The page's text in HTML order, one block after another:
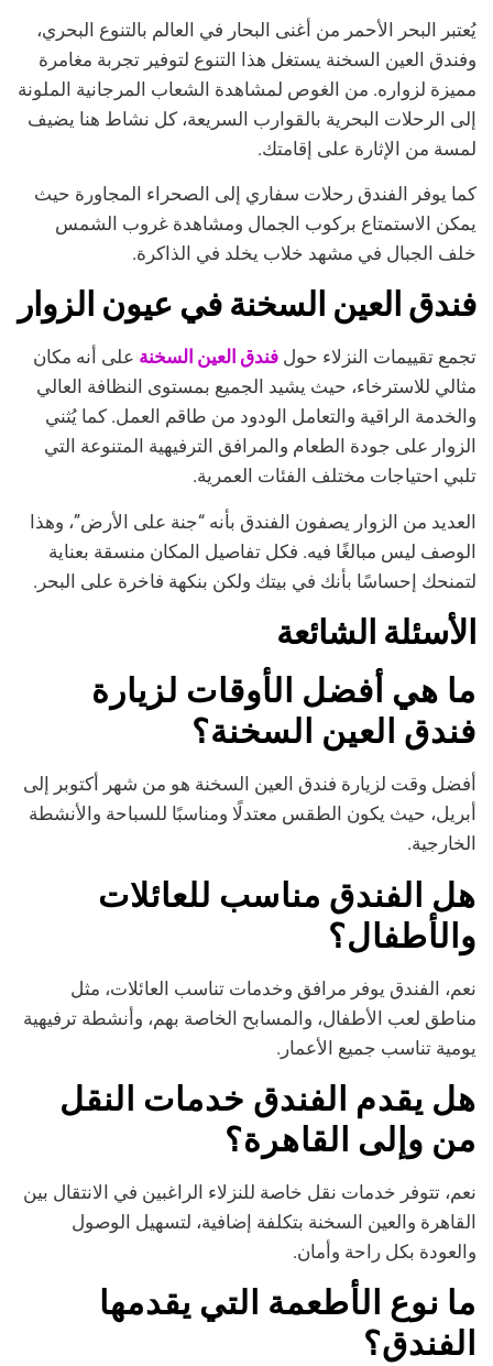
يُعتبر البحر الأحمر من أغنى البحار في العالم بالتنوع البحري،
وفندق العين السخنة يستغل هذا التنوع لتوفير تجربة مغامرة
مميزة لزواره. من الغوص لمشاهدة الشعاب المرجانية الملونة
إلى الرحلات البحرية بالقوارب السريعة، كل نشاط هنا يضيف
لمسة من الإثارة على إقامتك.
كما يوفر الفندق رحلات سفاري إلى الصحراء المجاورة حيث
يمكن الاستمتاع بركوب الجمال ومشاهدة غروب الشمس
خلف الجبال في مشهد خلاب يخلد في الذاكرة.
فندق العين السخنة في عيون الزوار
تجمع تقييمات النزلاء حول فندق العين السخنة على أنه مكان
مثالي للاسترخاء، حيث يشيد الجميع بمستوى النظافة العالي
والخدمة الراقية والتعامل الودود من طاقم العمل. كما يُثني
الزوار على جودة الطعام والمرافق الترفيهية المتنوعة التي
تلبي احتياجات مختلف الفئات العمرية.
العديد من الزوار يصفون الفندق بأنه “جنة على الأرض”، وهذا
الوصف ليس مبالغًا فيه. فكل تفاصيل المكان منسقة بعناية
لتمنحك إحساسًا بأنك في بيتك ولكن بنكهة فاخرة على البحر.
الأسئلة الشائعة
ما هي أفضل الأوقات لزيارة
فندق العين السخنة؟
أفضل وقت لزيارة فندق العين السخنة هو من شهر أكتوبر إلى
أبريل، حيث يكون الطقس معتدلًا ومناسبًا للسباحة والأنشطة
الخارجية.
هل الفندق مناسب للعائلات
والأطفال؟
نعم، الفندق يوفر مرافق وخدمات تناسب العائلات، مثل
مناطق لعب الأطفال، والمسابح الخاصة بهم، وأنشطة ترفيهية
يومية تناسب جميع الأعمار.
هل يقدم الفندق خدمات النقل
من وإلى القاهرة؟
نعم، تتوفر خدمات نقل خاصة للنزلاء الراغبين في الانتقال بين
القاهرة والعين السخنة بتكلفة إضافية، لتسهيل الوصول
والعودة بكل راحة وأمان.
ما نوع الأطعمة التي يقدمها
الفندق؟